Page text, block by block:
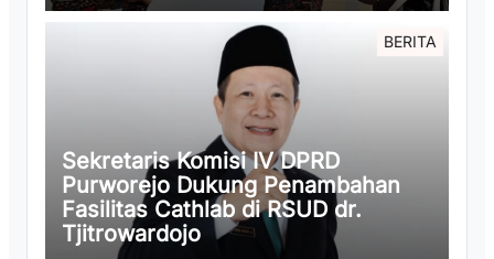
BERITA
Sekretaris Komisi IV DPRD
Purworejo Dukung Penambahan
Fasilitas Cathlab di RSUD dr.
Tjitrowardojo